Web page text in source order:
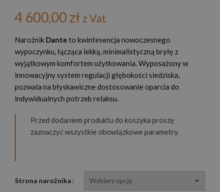
4 600,00zł z Vat
Narożnik Dante to kwintesencja nowoczesnego
wypoczynku, łącząca lekką, minimalistyczną bryłę z
wyjątkowym komfortem użytkowania. Wyposażony w
innowacyjny system regulacji głębokości siedziska,
pozwala na błyskawiczne dostosowanie oparcia do
indywidualnych potrzeb relaksu.
Przed dodaniem produktu do koszyka proszę
zaznaczyć wszystkie obowiązkowe parametry.
Strona narożnika